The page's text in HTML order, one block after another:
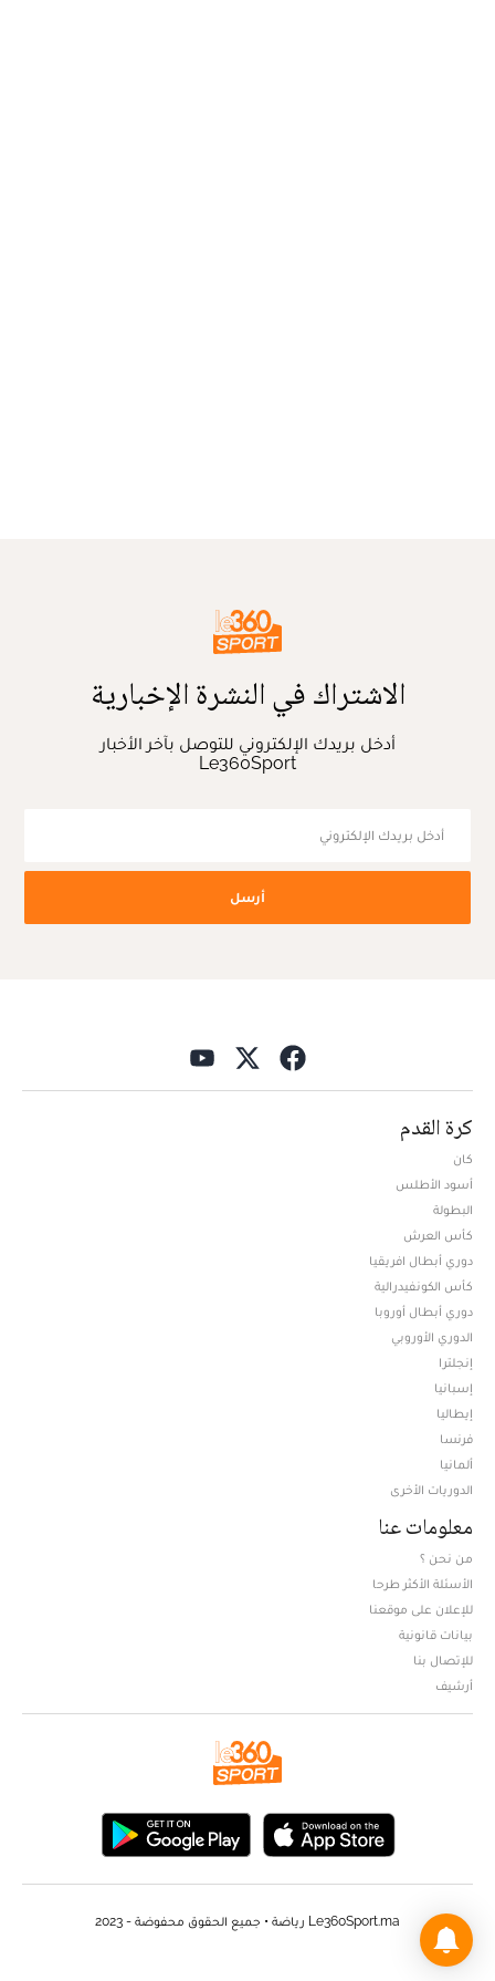
الاشتراك في النشرة الإخبارية
أدخل بريدك الإلكتروني للتوصل بآخر الأخبار
Le360Sport
أرسل
كرة القدم
كان
أسود الأطلس
البطولة
كأس العرش
دوري أبطال افريقيا
كأس الكونفيدرالية
دوري أبطال أوروبا
الدوري الأوروبي
إنجلترا
إسبانيا
إيطاليا
فرنسا
ألمانيا
الدوريات الأخرى
معلومات عنا
من نحن ؟
الأسئلة الأكثر طرحا
للإعلان على موقعنا
بيانات قانونية
للإتصال بنا
أرشيف
Le360Sport.ma رياضة • جميع الحقوق محفوضة - 2023